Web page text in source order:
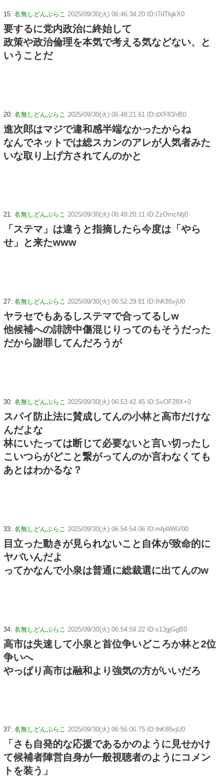
15: 名無しどんぶらこ 2025/09/30(火) 06:46:34.20 ID:I7dTlqkX0
要するに党内政治に終始して
政策や政治倫理を本気で考える気などない、と
いうことだ
20: 名無しどんぶらこ 2025/09/30(火) 06:48:21.61 ID:dXF83/rB0
進次郎はマジで違和感半端なかったからね
なんでネットでは総スカンのアレが人気者みた
いな取り上げ方されてんのかと
21: 名無しどんぶらこ 2025/09/30(火) 06:49:20.11 ID:ZzOmcNtj0
「ステマ」は違うと指摘したら今度は「やら
せ」と来たwww
27: 名無しどんぶらこ 2025/09/30(火) 06:52:29.81 ID:IhK85vjU0
ヤラセでもあるしステマで合ってるしw
他候補への誹謗中傷混じりってのもそうだった
だから謝罪してんだろうが
30: 名無しどんぶらこ 2025/09/30(火) 06:53:42.45 ID:SvOF28X+0
スパイ防止法に賛成してんの小林と高市だけな
んだよな
林にいたっては断じて必要ないと言い切ったし
こいつらがどこと繋がってんのか言わなくても
あとはわかるな？
33: 名無しどんぶらこ 2025/09/30(火) 06:54:54.06 ID:mfplW6V00
目立った動きが見られないこと自体が致命的に
ヤバいんだよ
ってかなんで小泉は普通に総裁選に出てんのw
34: 名無しどんぶらこ 2025/09/30(火) 06:54:59.22 ID:v13gjGgB0
高市は失速して小泉と首位争いどころか林と2位
争いへ
やっぱり高市は融和より強気の方がいいだろ
37: 名無しどんぶらこ 2025/09/30(火) 06:56:06.75 ID:IhK85vjU0
「さも自発的な応援であるかのように見せかけ
て候補者陣営自身が一般視聴者のようにコメン
トを装う」